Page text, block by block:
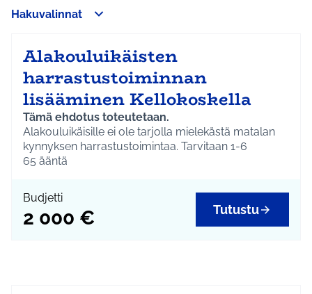
Hakuvalinnat
Alakouluikäisten
harrastustoiminnan
lisääminen Kellokoskella
Tämä ehdotus toteutetaan.
Alakouluikäisille ei ole tarjolla mielekästä matalan
kynnyksen harrastustoimintaa. Tarvitaan 1-6
luokkalaisten oma Kertsi tai muuta säännöllistä
lyhytkestoisia 'harrastuksia' tai teemallista toimintaa.
Yhteistyötä järjestöjen ja seurojen kanssa tulisi
myös lisätä.
65 ääntä
Budjetti
2 000 € Tutustu